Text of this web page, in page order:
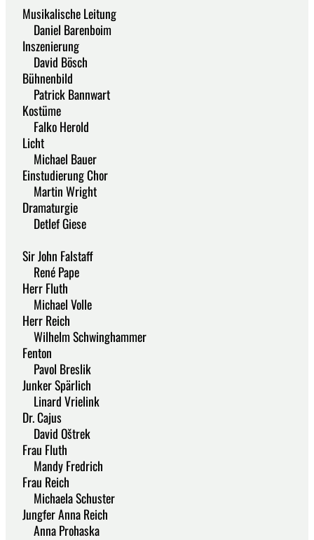
Musikalische Leitung
Daniel Barenboim
Inszenierung
David Bösch
Bühnenbild
Patrick Bannwart
Kostüme
Falko Herold
Licht
Michael Bauer
Einstudierung Chor
Martin Wright
Dramaturgie
Detlef Giese
Sir John Falstaff
René Pape
Herr Fluth
Michael Volle
Herr Reich
Wilhelm Schwinghammer
Fenton
Pavol Breslik
Junker Spärlich
Linard Vrielink
Dr. Cajus
David Oštrek
Frau Fluth
Mandy Fredrich
Frau Reich
Michaela Schuster
Jungfer Anna Reich
Anna Prohaska